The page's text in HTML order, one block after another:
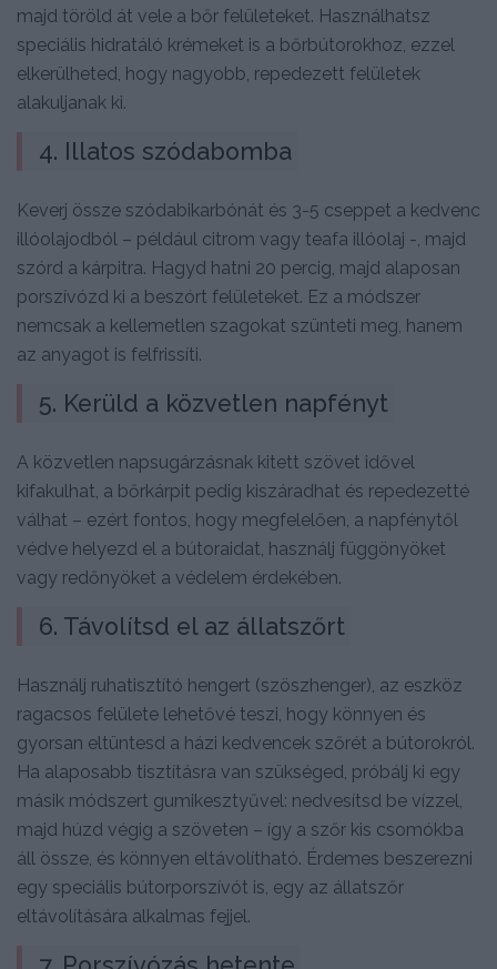
majd töröld át vele a bőr felületeket. Használhatsz
speciális hidratáló krémeket is a bőrbútorokhoz, ezzel
elkerülheted, hogy nagyobb, repedezett felületek
alakuljanak ki.
4. Illatos szódabomba
Keverj össze szódabikarbónát és 3-5 cseppet a kedvenc
illóolajodból – például citrom vagy teafa illóolaj -, majd
szórd a kárpitra. Hagyd hatni 20 percig, majd alaposan
porszívózd ki a beszórt felületeket. Ez a módszer
nemcsak a kellemetlen szagokat szünteti meg, hanem
az anyagot is felfrissíti.
5. Kerüld a közvetlen napfényt
A közvetlen napsugárzásnak kitett szövet idővel
kifakulhat, a bőrkárpit pedig kiszáradhat és repedezetté
válhat – ezért fontos, hogy megfelelően, a napfénytől
védve helyezd el a bútoraidat, használj függönyöket
vagy redőnyöket a védelem érdekében.
6. Távolítsd el az állatszőrt
Használj ruhatisztító hengert (szöszhenger), az eszköz
ragacsos felülete lehetővé teszi, hogy könnyen és
gyorsan eltüntesd a házi kedvencek szőrét a bútorokról.
Ha alaposabb tisztításra van szükséged, próbálj ki egy
másik módszert gumikesztyűvel: nedvesítsd be vízzel,
majd húzd végig a szöveten – így a szőr kis csomókba
áll össze, és könnyen eltávolítható. Érdemes beszerezni
egy speciális bútorporszívót is, egy az állatszőr
eltávolítására alkalmas fejjel.